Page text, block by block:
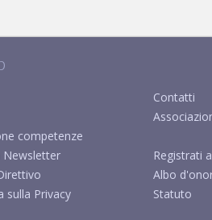
Contatti
competenze
Newsletter
Registrati
Albo
sulla Privacy
Statuto